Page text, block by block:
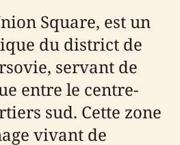
Square, est un
du district de
servant de
entre le centre-
sud. Cette zone
vivant de